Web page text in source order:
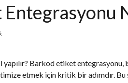
yapılır? Barkod etiket
etmek için kritik bir adımdır.